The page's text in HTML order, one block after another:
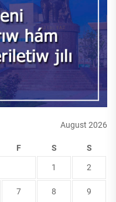
August 2026
F S S
1 2
7 8 9